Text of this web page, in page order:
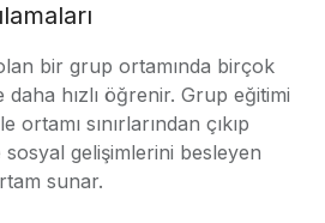
bir grup ortamında birçok
hızlı öğrenir. Grup eğitimi
ortamı sınırlarından çıkıp
gelişimlerini besleyen
sunar.